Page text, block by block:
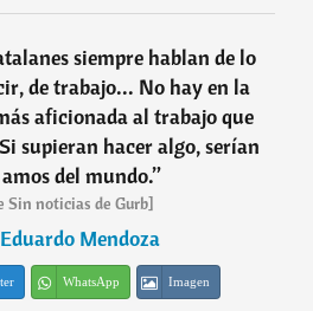
siempre hablan de lo
de trabajo... No hay en la
aficionada al trabajo que
supieran hacer algo, serían
del mundo.”
Sin noticias de Gurb]
Eduardo Mendoza
WhatsApp Imagen